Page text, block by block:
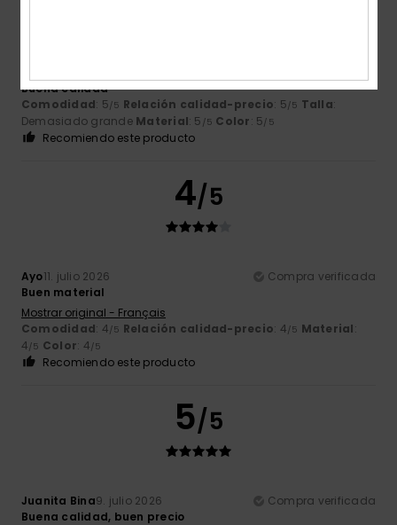
Buena calidad
Comodidad: 5/5 Relación calidad-precio: 5/5 Talla:
Demasiado grande Material: 5 /5 Color: 5/5
Recomiendo este producto
4/5
Ayo11. julio 2026
Compra verificada
Buen material
Mostrar original - Français
Comodidad: 4/5 Relación calidad-precio: 4/5 Material:
4/5 Color: 4/5
Recomiendo este producto
5/5
Juanita Bina9. julio 2026
Compra verificada
Buena calidad, buen precio